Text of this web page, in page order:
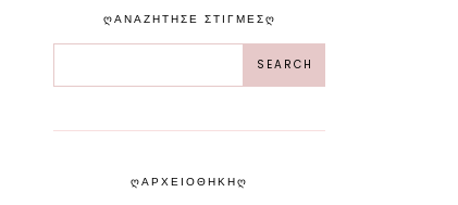
ᲦΑΝΑΖΗΤΗΣΕ ΣΤΙΓΜΕΣᲦ
ᲦΑΡΧΕΙΟΘΗΚΗᲦ